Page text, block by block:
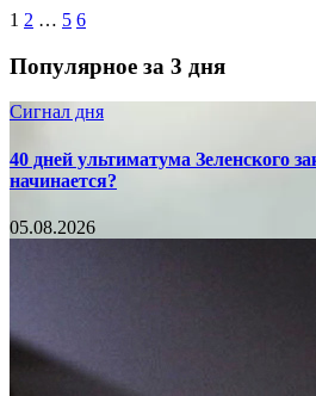
1 2 … 5 6
Популярное за 3 дня
Сигнал дня
40 дней ультиматума Зеленского
начинается?
05.08.2026